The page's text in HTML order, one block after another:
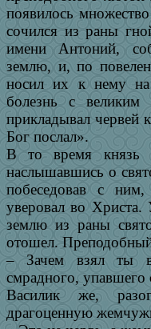
появилось
сочился из раны
имени Антоний,
землю, и, по
носил их к нему на
болезнь с великим
прикладывал червей
Бог послал».
В то время князь
наслышавшись о
побеседовав с
уверовал во
землю из раны
отошел. Преподобный
– Зачем взял ты
смрадного, упавшего
Василик же,
драгоценную